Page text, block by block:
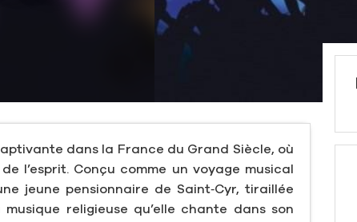
dans la France du Grand Siècle, où
l’esprit. Conçu comme un voyage musical
jeune pensionnaire de Saint‑Cyr, tiraillée
religieuse qu’elle chante dans son